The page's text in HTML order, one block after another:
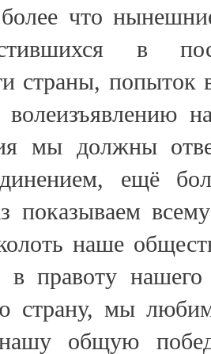
что
в
страны,
волеизъявлению
мы должны
ещё
наше
в правоту
страну, мы
общую